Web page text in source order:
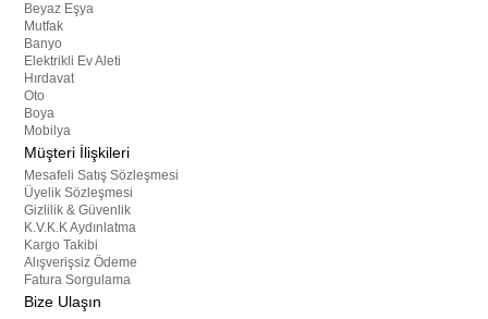
Beyaz Eşya
Mutfak
Banyo
Elektrikli Ev Aleti
Hırdavat
Oto
Boya
Mobilya
Müşteri İlişkileri
Mesafeli Satış Sözleşmesi
Üyelik Sözleşmesi
Gizlilik & Güvenlik
K.V.K.K Aydınlatma
Kargo Takibi
Alışverişsiz Ödeme
Fatura Sorgulama
Bize Ulaşın